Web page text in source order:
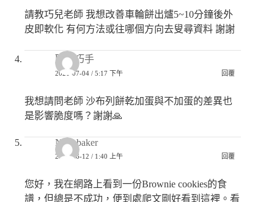
請教巧兒老師 我想改善車輪餅出爐5~10分鐘後外
皮即軟化 有何方法或往哪個方向去叟尋資料 謝謝
匿名巧手
2021-07-04 / 5:17 下午 回覆
我想請問老師 沙布列餅乾加蛋與不加蛋的差異也
是影響脆度嗎？謝謝🙏
New baker
2021-06-12 / 1:40 上午 回覆
您好，我在網路上看到一份Brownie cookies的食
譜，但總是不成功，便到處爬文剛好看到這裡。看